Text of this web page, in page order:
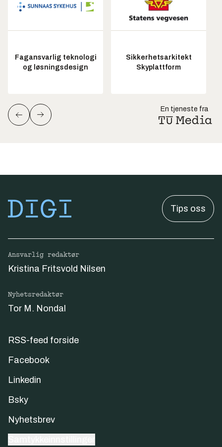
Fagansvarlig teknologi
og løsningsdesign
Sikkerhetsarkitekt
Skyplattform
En tjeneste fra
Tips oss
Ansvarlig redaktør
Kristina Fritsvold Nilsen
Nyhetsredaktør
Tor M. Nondal
RSS-feed forside
Facebook
Linkedin
Bsky
Nyhetsbrev